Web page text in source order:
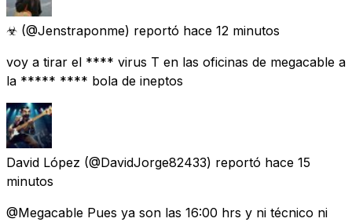
☣︎ (@Jenstraponme) reportó hace 12 minutos
voy a tirar el **** virus T en las oficinas de megacable a
la ***** **** bola de ineptos
David López (@DavidJorge82433) reportó hace 15
minutos
@Megacable Pues ya son las 16:00 hrs y ni técnico ni